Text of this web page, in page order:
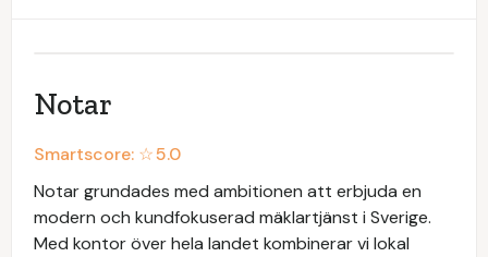
Notar
Smartscore: ☆5.0
Notar grundades med ambitionen att erbjuda en
modern och kundfokuserad mäklartjänst i Sverige.
Med kontor över hela landet kombinerar vi lokal